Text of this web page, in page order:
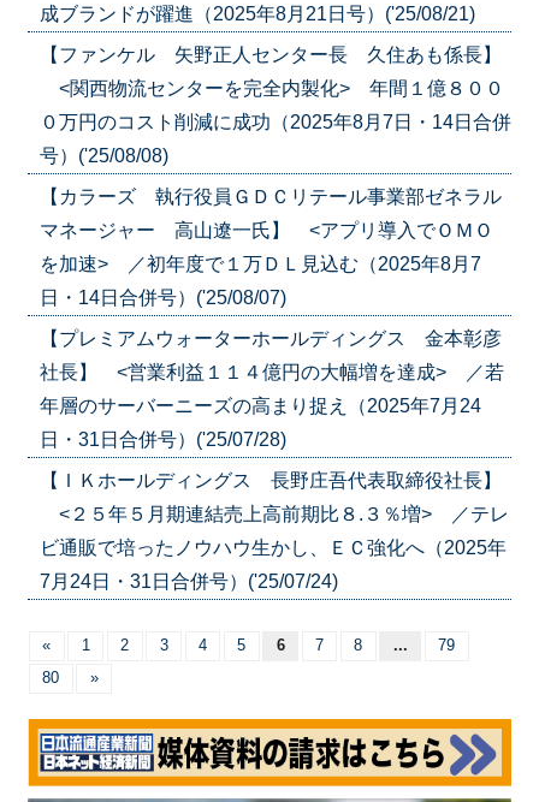
成ブランドが躍進（2025年8月21日号）('25/08/21)
【ファンケル 矢野正人センター長 久住あも係長】
<関西物流センターを完全内製化> 年間１億８００
０万円のコスト削減に成功（2025年8月7日・14日合併
号）('25/08/08)
【カラーズ 執行役員ＧＤＣリテール事業部ゼネラル
マネージャー 高山遼一氏】 <アプリ導入でＯＭＯ
を加速> ／初年度で１万ＤＬ見込む（2025年8月7
日・14日合併号）('25/08/07)
【プレミアムウォーターホールディングス 金本彰彦
社長】 <営業利益１１４億円の大幅増を達成> ／若
年層のサーバーニーズの高まり捉え（2025年7月24
日・31日合併号）('25/07/28)
【ＩＫホールディングス 長野庄吾代表取締役社長】
<２５年５月期連結売上高前期比８.３％増> ／テレ
ビ通販で培ったノウハウ生かし、ＥＣ強化へ（2025年
7月24日・31日合併号）('25/07/24)
« 1 2 3 4 5 6 7 8 ...
79
80
»